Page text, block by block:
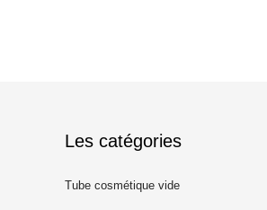
Les catégories
Tube cosmétique vide